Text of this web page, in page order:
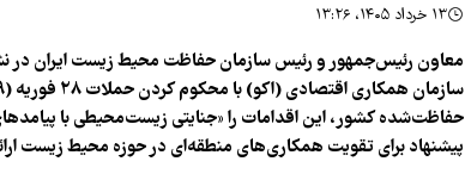
۱۳ خرداد ۱۴۰۵، ۱۳:۲۶
معاون رئیس‌جمهور و رئیس سازمان حفاظت محیط زیست ایران
حفاظت‌شده کشور، این اقدامات را «جنایتی زیست‌محیطی با
پیشنهاد برای تقویت همکاری‌های منطقه‌ای در حوزه محیط زیست